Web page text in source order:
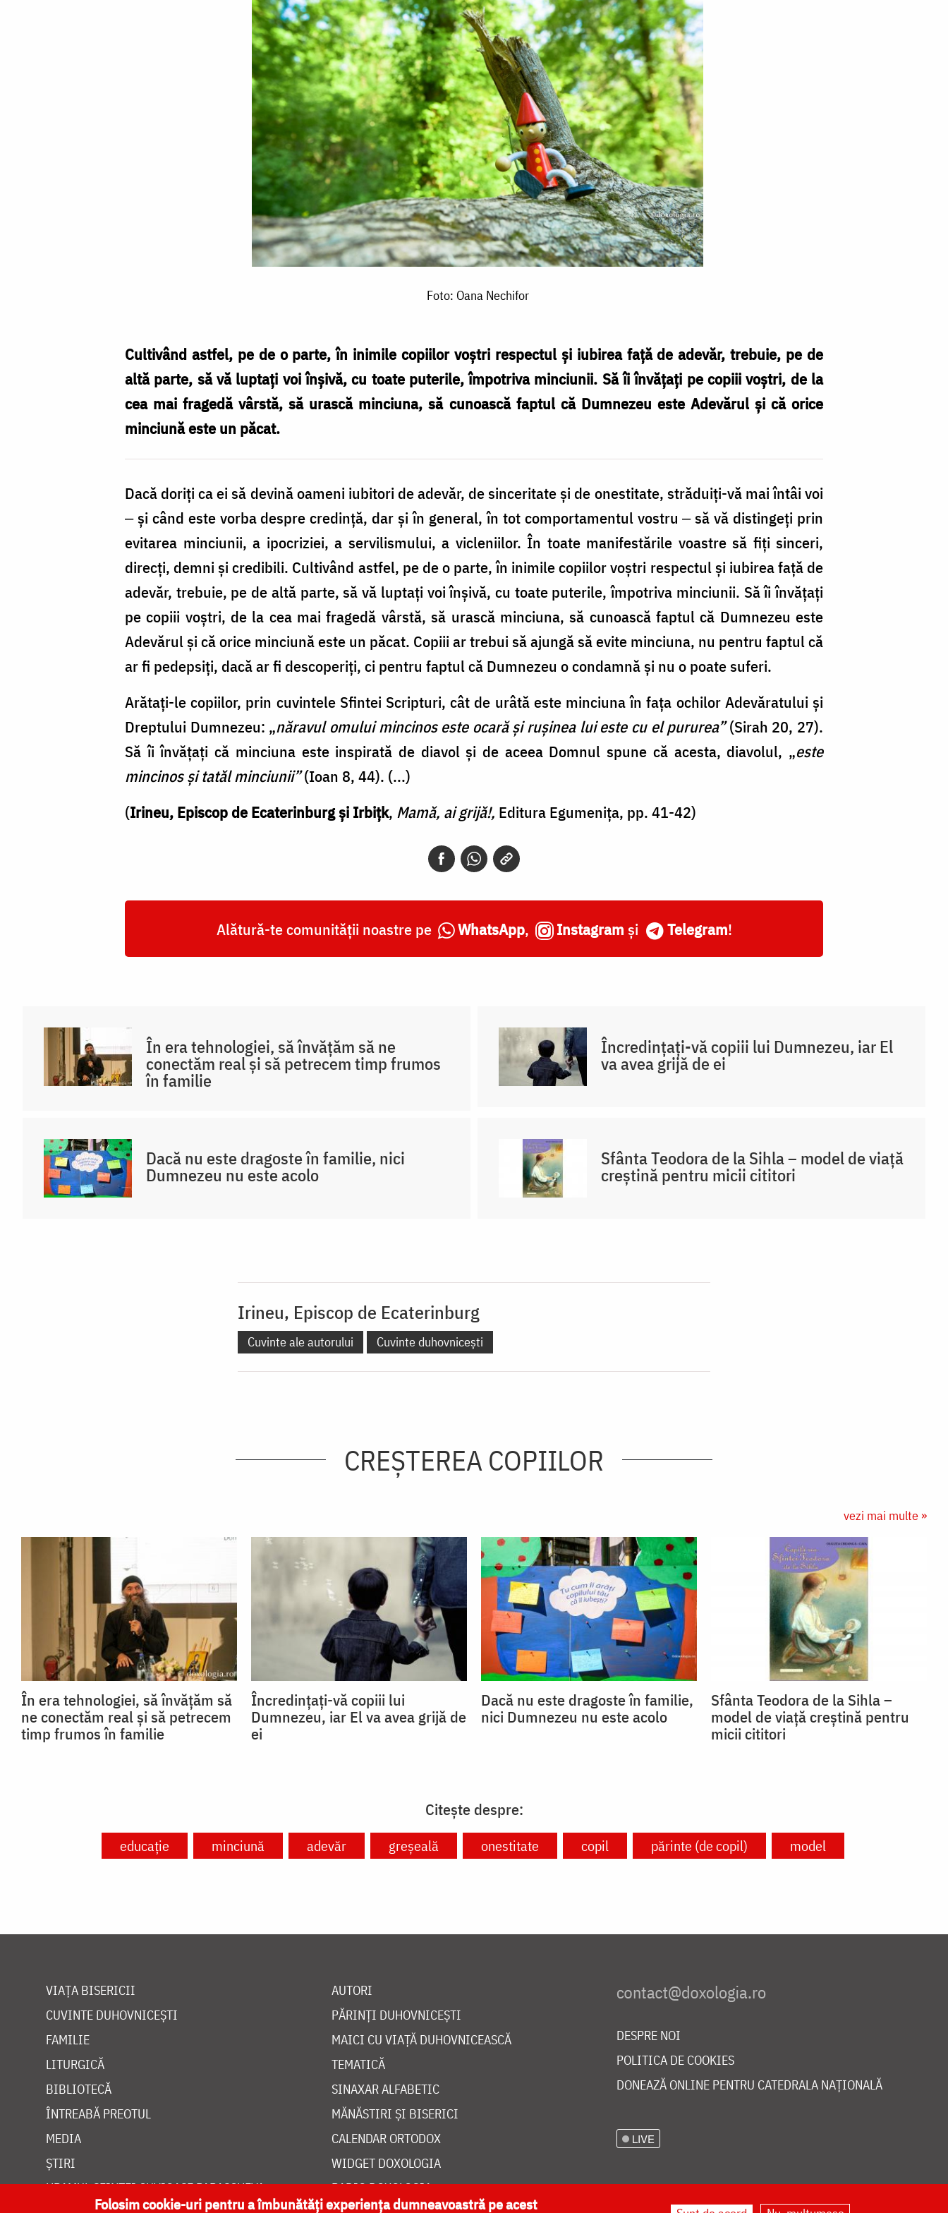
Foto: Oana Nechifor
Cultivând astfel, pe de o parte, în inimile copiilor voştri respectul şi iubirea faţă de adevăr, trebuie, pe de
altă parte, să vă luptaţi voi înşivă, cu toate puterile, împotriva minciunii. Să îi învăţaţi pe copiii voştri, de la
cea mai fragedă vârstă, să urască minciuna, să cunoască faptul că Dumnezeu este Adevărul şi că orice
minciună este un păcat.
Dacă doriţi ca ei să devină oameni iubitori de adevăr, de sinceritate şi de onestitate, străduiţi-vă mai întâi voi
‒ şi când este vorba despre credinţă, dar şi în general, în tot comportamentul vostru ‒ să vă distingeţi prin
evitarea minciunii, a ipocriziei, a servilismului, a vicleniilor. În toate manifestările voastre să fiţi sinceri,
direcţi, demni şi credibili. Cultivând astfel, pe de o parte, în inimile copiilor voştri respectul şi iubirea faţă de
adevăr, trebuie, pe de altă parte, să vă luptaţi voi înşivă, cu toate puterile, împotriva minciunii. Să îi învăţaţi
pe copiii voştri, de la cea mai fragedă vârstă, să urască minciuna, să cunoască faptul că Dumnezeu este
Adevărul şi că orice minciună este un păcat. Copiii ar trebui să ajungă să evite minciuna, nu pentru faptul că
ar fi pedepsiţi, dacă ar fi descoperiţi, ci pentru faptul că Dumnezeu o condamnă şi nu o poate suferi.
Arătaţi-le copiilor, prin cuvintele Sfintei Scripturi, cât de urâtă este minciuna în faţa ochilor Adevăratului şi
Dreptului Dumnezeu: „năravul omului mincinos este ocară şi ruşinea lui este cu el pururea”(Sirah 20, 27).
Să îi învăţaţi că minciuna este inspirată de diavol şi de aceea Domnul spune că acesta, diavolul, „este
mincinos şi tatăl minciunii”(Ioan 8, 44). (...)
(Irineu, Episcop de Ecaterinburg și Irbițk, Mamă, ai grijă!, Editura Egumenița, pp. 41-42)
Alătură-te comunității noastre pe WhatsApp, Instagram și Telegram!
În era tehnologiei, să învățăm să ne
conectăm real și să petrecem timp frumos
în familie
Încredințați-vă copiii lui Dumnezeu, iar El
va avea grijă de ei
Dacă nu este dragoste în familie, nici
Dumnezeu nu este acolo
Sfânta Teodora de la Sihla – model de viaţă
creştină pentru micii cititori
Irineu, Episcop de Ecaterinburg
Cuvinte ale autorului Cuvinte duhovnicești
CREŞTEREA COPIILOR
vezi mai multe »
În era tehnologiei, să învățăm să
ne conectăm real și să petrecem
timp frumos în familie
Încredințați-vă copiii lui
Dumnezeu, iar El va avea grijă de
ei
Dacă nu este dragoste în familie,
nici Dumnezeu nu este acolo
Sfânta Teodora de la Sihla –
model de viaţă creştină pentru
micii cititori
Citește despre:
educație minciună adevăr greșeală onestitate copil părinte (de copil) model
VIAȚA BISERICII
CUVINTE DUHOVNICEȘTI
FAMILIE
LITURGICĂ
BIBLIOTECĂ
ÎNTREABĂ PREOTUL
MEDIA
ȘTIRI
HRAMUL SFINTEI CUVIOASE PARASCHEVA
AUTORI
PĂRINȚI DUHOVNICEȘTI
MAICI CU VIAȚĂ DUHOVNICEASCĂ
TEMATICĂ
SINAXAR ALFABETIC
MĂNĂSTIRI ȘI BISERICI
CALENDAR ORTODOX
WIDGET DOXOLOGIA
RADIO DOXOLOGIA
DESPRE NOI
POLITICA DE COOKIES
DONEAZĂ ONLINE PENTRU CATEDRALA NAȚIONALĂ
LIVE
Folosim cookie-uri pentru a îmbunătăți experiența dumneavoastră pe acest